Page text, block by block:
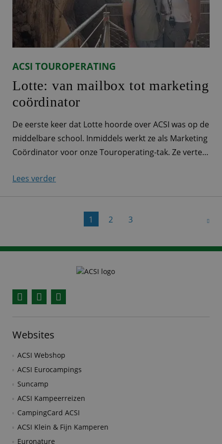
ACSI TOUROPERATING
Lotte: van mailbox tot marketing
coördinator
De eerste keer dat Lotte hoorde over ACSI was op de
middelbare school. Inmiddels werkt ze als Marketing
Coördinator voor onze Touroperating-tak. Ze vertelt
voor alle Touroperating-merken ‘Ieder ACSI-product
heeft zijn eigen productmarketeer. Bij Touroperating
verantwoordelijk voor de
Lees verder
1 2 3
Websites
ACSI Webshop
ACSI Eurocampings
Suncamp
ACSI Kampeerreizen
CampingCard ACSI
ACSI Klein & Fijn Kamperen
Euronature